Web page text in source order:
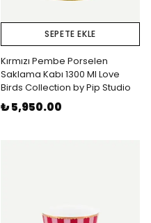
SEPETE EKLE
Kırmızı Pembe Porselen
Saklama Kabı 1300 Ml Love
Birds Collection by Pip Studio
₺ 5,950.00